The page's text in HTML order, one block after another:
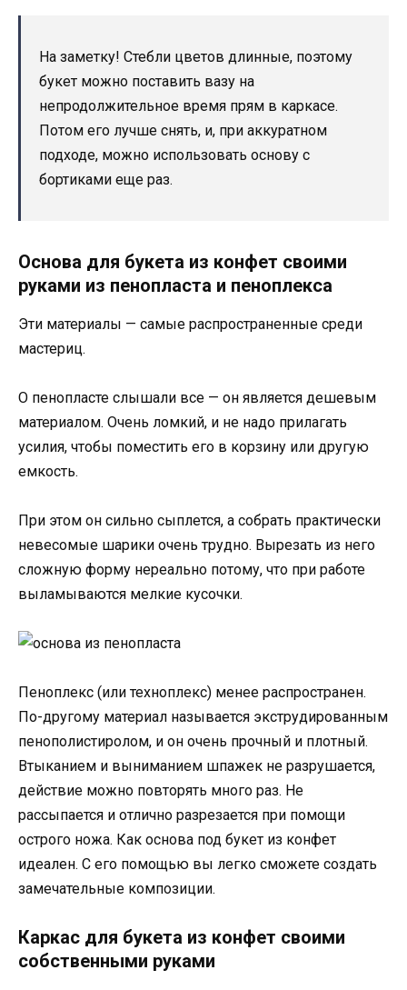
На заметку! Стебли цветов длинные, поэтому
букет можно поставить вазу на
непродолжительное время прям в каркасе.
Потом его лучше снять, и, при аккуратном
подходе, можно использовать основу с
бортиками еще раз.
Основа для букета из конфет своими
руками из пенопласта и пеноплекса
Эти материалы — самые распространенные среди
мастериц.
О пенопласте слышали все — он является дешевым
материалом. Очень ломкий, и не надо прилагать
усилия, чтобы поместить его в корзину или другую
емкость.
При этом он сильно сыплется, а собрать практически
невесомые шарики очень трудно. Вырезать из него
сложную форму нереально потому, что при работе
выламываются мелкие кусочки.
Пеноплекс (или техноплекс) менее распространен.
По-другому материал называется экструдированным
пенополистиролом, и он очень прочный и плотный.
Втыканием и выниманием шпажек не разрушается,
действие можно повторять много раз. Не
рассыпается и отлично разрезается при помощи
острого ножа. Как основа под букет из конфет
идеален. С его помощью вы легко сможете создать
замечательные композиции.
Каркас для букета из конфет своими
собственными руками